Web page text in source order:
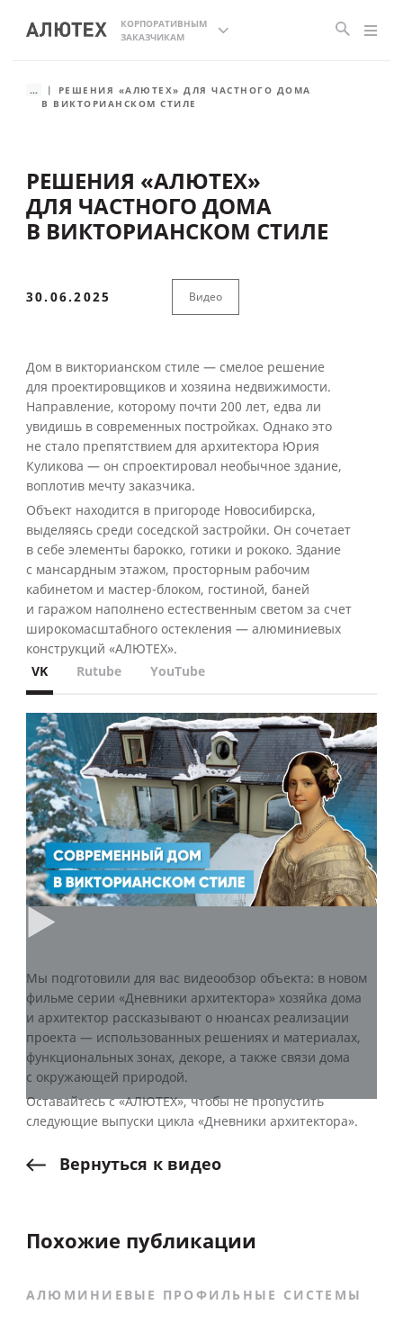
КОРПОРАТИВНЫМ
ЗАКАЗЧИКАМ
...
РЕШЕНИЯ «АЛЮТЕХ» ДЛЯ ЧАСТНОГО ДОМА
В ВИКТОРИАНСКОМ СТИЛЕ
РЕШЕНИЯ «АЛЮТЕХ»
ДЛЯ ЧАСТНОГО ДОМА
В ВИКТОРИАНСКОМ СТИЛЕ
30.06.2025 Видео
Дом в викторианском стиле — смелое решение
для проектировщиков и хозяина недвижимости.
Направление, которому почти 200 лет, едва ли
увидишь в современных постройках. Однако это
не стало препятствием для архитектора Юрия
Куликова — он спроектировал необычное здание,
воплотив мечту заказчика.
Объект находится в пригороде Новосибирска,
выделяясь среди соседской застройки. Он сочетает
в себе элементы барокко, готики и рококо. Здание
с мансардным этажом, просторным рабочим
кабинетом и мастер-блоком, гостиной, баней
и гаражом наполнено естественным светом за счет
широкомасштабного остекления — алюминиевых
конструкций «АЛЮТЕХ».
VK
Rutube YouTube
Мы подготовили для вас видеообзор объекта: в новом
фильме серии «Дневники архитектора» хозяйка дома
и архитектор рассказывают о нюансах реализации
проекта — использованных решениях и материалах,
функциональных зонах, декоре, а также связи дома
с окружающей природой.
Оставайтесь с «АЛЮТЕХ», чтобы не пропустить
следующие выпуски цикла «Дневники архитектора».
Вернуться к видео
Похожие публикации
АЛЮМИНИЕВЫЕ ПРОФИЛЬНЫЕ СИСТЕМЫ